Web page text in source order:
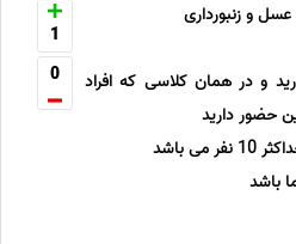
1
0
و زنبورداری
و در همان کلاسی که افراد
حضور دارید
باشد
باشد